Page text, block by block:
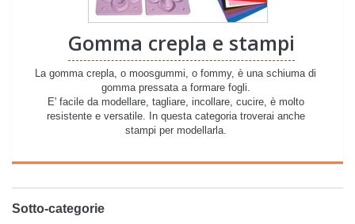
Gomma crepla e stampi
La gomma crepla, o moosgummi, o fommy, è una schiuma di
gomma pressata a formare fogli.
E' facile da modellare, tagliare, incollare, cucire, è molto
resistente e versatile. In questa categoria troverai anche
stampi per modellarla.
Sotto-categorie